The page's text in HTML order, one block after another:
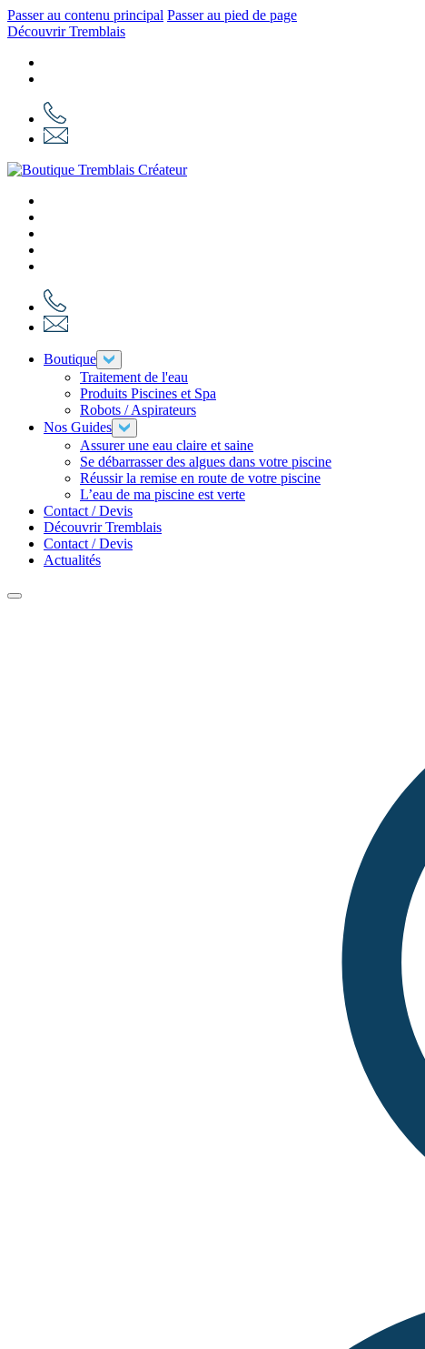
Passer au contenu principal Passer au pied de page
Découvrir Tremblais
Boutique
Traitement de l'eau
Produits Piscines et Spa
Robots / Aspirateurs
Nos Guides
Assurer une eau claire et saine
Se débarrasser des algues dans votre piscine
Réussir la remise en route de votre piscine
L’eau de ma piscine est verte
Contact / Devis
Découvrir Tremblais
Contact / Devis
Actualités